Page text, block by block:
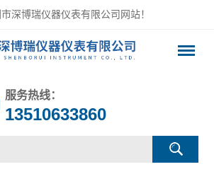
深博瑞仪器仪表有限公司网站！
服务热线：
13510633860